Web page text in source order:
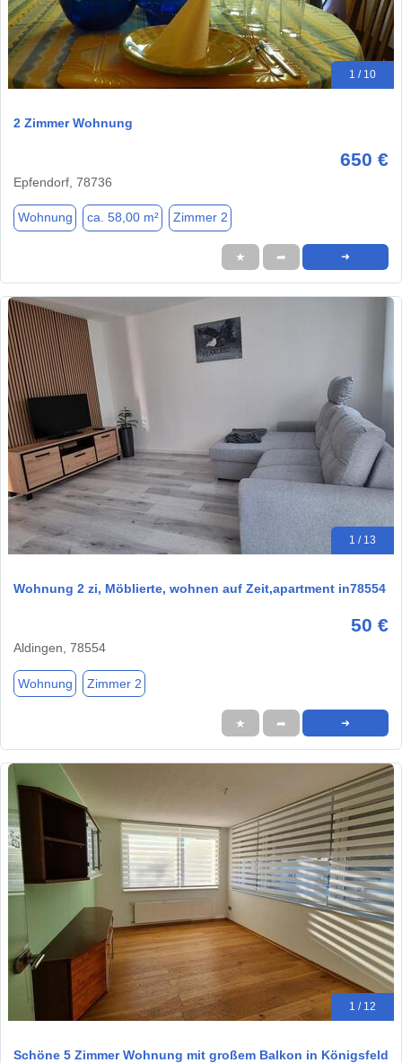
1 / 10
2 Zimmer Wohnung
650 €
Epfendorf, 78736
Wohnung ca. 58,00 m² Zimmer 2
★ ➦ ➜
1 / 13
Wohnung 2 zi, Möblierte, wohnen auf Zeit,apartment in78554
50 €
Aldingen, 78554
Wohnung Zimmer 2
★ ➦ ➜
1 / 12
Schöne 5 Zimmer Wohnung mit großem Balkon in Königsfeld